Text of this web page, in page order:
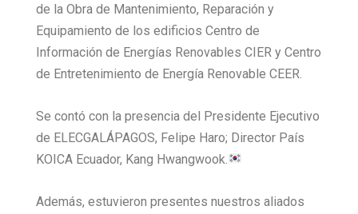
de la Obra de Mantenimiento, Reparación y
Equipamiento de los edificios Centro de
Información de Energías Renovables CIER y Centro
de Entretenimiento de Energía Renovable CEER.
Se contó con la presencia del Presidente Ejecutivo
de ELECGALÁPAGOS, Felipe Haro; Director País
KOICA Ecuador, Kang Hwangwook.
Además, estuvieron presentes nuestros aliados